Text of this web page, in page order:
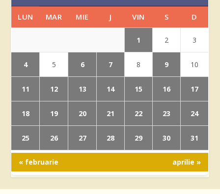
LUN MAR MIE J VIN S D
1 2 3
4 5 6 7 8 9 10
11 12 13 14 15 16 17
18 19 20 21 22 23 24
25 26 27 28 29 30 31
« februarie aprilie »